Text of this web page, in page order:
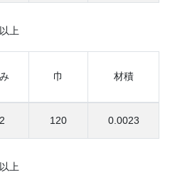
上
巾 材積
120 0.0023
上